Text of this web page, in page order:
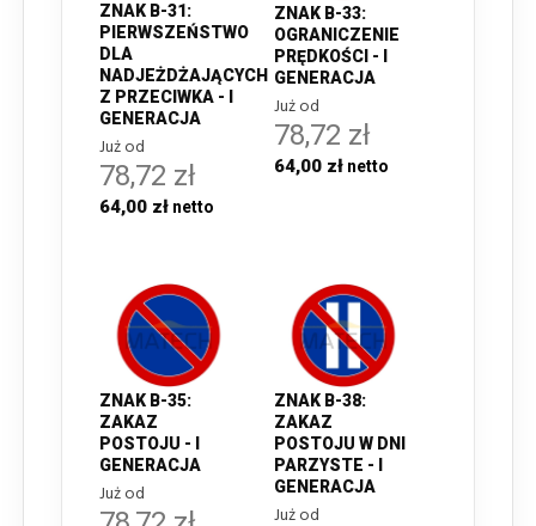
ZNAK B-31:
PIERWSZEŃSTWO
DLA
NADJEŻDŻAJĄCYCH
Z PRZECIWKA - I
GENERACJA
Już od
78,72 zł
64,00 zł
ZNAK B-33:
OGRANICZENIE
PRĘDKOŚCI - I
GENERACJA
Już od
78,72 zł
64,00 zł
ZNAK B-35:
ZAKAZ
POSTOJU - I
GENERACJA
Już od
ZNAK B-38:
ZAKAZ
POSTOJU W DNI
PARZYSTE - I
GENERACJA
Już od